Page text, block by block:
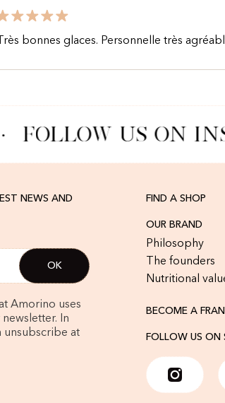
Très bonnes glaces. Personnelle très
FOLLOW US ON
NEWS AND
Amorino uses
In
unsubscribe at
FIND A SHOP
OUR BRAND
Philosophy
The founders
Nutritional
BECOME A
FOLLOW US ON